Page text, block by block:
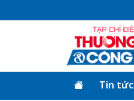
Tin tức